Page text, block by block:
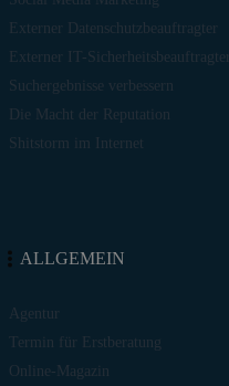
Externer Datenschutzbeauftragter
Externer IT-Sicherheitsbeauftragter
Suchergebnisse verbessern
Die Macht der Reputation
Shitstorm im Internet
ALLGEMEIN
Agentur
Termin für Erstberatung
Online-Magazin